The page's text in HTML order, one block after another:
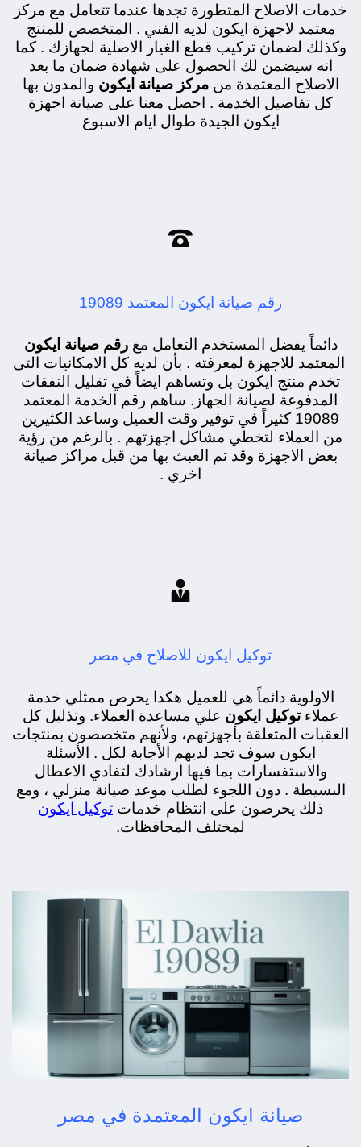
خدمات الاصلاح المتطورة تجدها عندما تتعامل مع مركز
معتمد لاجهزة ايكون لديه الفني . المتخصص للمنتج
وكذلك لضمان تركيب قطع الغيار الاصلية لجهازك . كما
انه سيضمن لك الحصول على شهادة ضمان ما بعد
الاصلاح المعتمدة منمركز صيانة ايكون والمدون بها
كل تفاصيل الخدمة . احصل معنا على صيانة اجهزة
ايكون الجيدة طوال ايام الاسبوع

رقم صيانة ايكون المعتمد 19089
دائماً يفضل المستخدم التعامل معرقم صيانة ايكون
المعتمد للاجهزة لمعرفته . بأن لديه كل الامكانيات التى
تخدم منتج ايكون بل وتساهم ايضاً في تقليل النفقات
المدفوعة لصيانة الجهاز. ساهم رقم الخدمة المعتمد
19089 كثيراً في توفير وقت العميل وساعد الكثيرين
من العملاء لتخطي مشاكل اجهزتهم . بالرغم من رؤية
بعض الاجهزة وقد تم العبث بها من قبل مراكز صيانة
اخري .

توكيل ايكون للاصلاح في مصر
الاولوية دائماً هي للعميل هكذا يحرص ممثلي خدمة
عملاء توكيل ايكون علي مساعدة العملاء. وتذليل كل
العقبات المتعلقة بأجهزتهم، ولأنهم متخصصون بمنتجات
ايكون سوف تجد لديهم الأجابة لكل . الأسئلة
والاستفسارات بما فيها ارشادك لتفادي الاعطال
البسيطة . دون اللجوء لطلب موعد صيانة منزلي ، ومع
ذلك يحرصون على انتظام خدمات توكيل ايكون
لمختلف المحافظات.
صيانة ايكون المعتمدة في مصر